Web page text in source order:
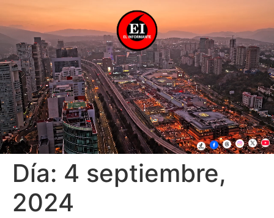
Día: 4 septiembre,
2024